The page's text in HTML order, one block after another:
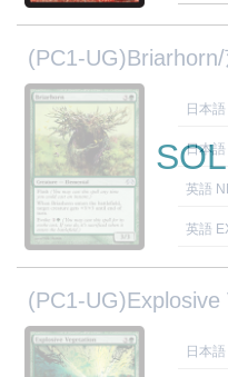
(PC1-UG)Briarhorn/
日本
日本語
英語
英語
(PC1-
日本